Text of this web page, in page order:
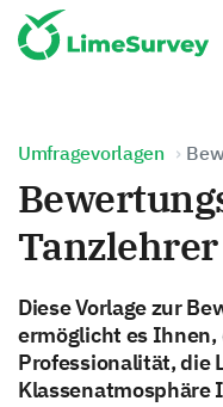
Umfragevorlagen
Tanzlehrer
Diese Vorlage zur
ermöglicht es Ihnen,
Professionalität, die
Klassenatmosphäre